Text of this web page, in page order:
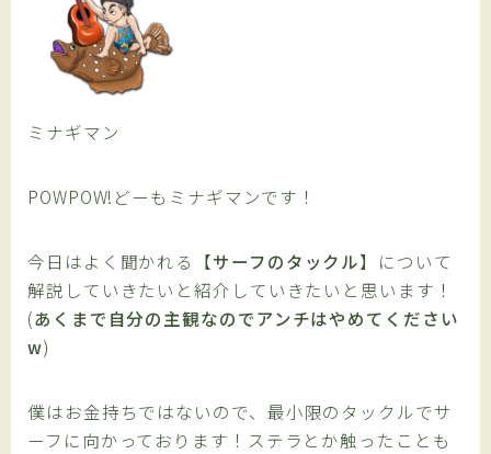
ミナギマン
POWPOW!どーもミナギマンです！
今日はよく聞かれる 【サーフのタックル】 について
解説していきたいと紹介していきたいと思います！
(あくまで自分の主観なのでアンチはやめてください
w)
僕はお金持ちではないので、 最小限のタックルでサ
ーフに向かっております！ステラとか触ったことも